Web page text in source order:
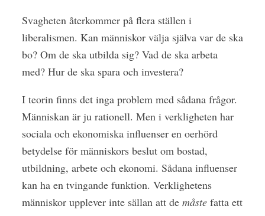
Svagheten återkommer på flera ställen i
liberalismen. Kan människor välja själva var de ska
bo? Om de ska utbilda sig? Vad de ska arbeta
med? Hur de ska spara och investera?
I teorin finns det inga problem med sådana frågor.
Människan är ju rationell. Men i verkligheten har
sociala och ekonomiska influenser en oerhörd
betydelse för människors beslut om bostad,
utbildning, arbete och ekonomi. Sådana influenser
kan ha en tvingande funktion. Verklighetens
människor upplever inte sällan att de måstefatta ett